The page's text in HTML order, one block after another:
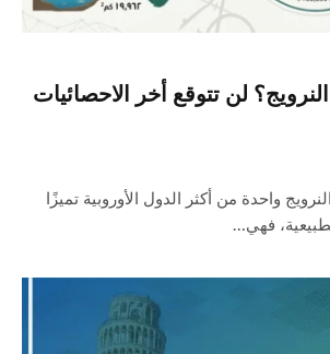
لن تتوقع أخر الاحصائيات
واحدة من أكثر الدول الأوروبية تميزًا
فهي…